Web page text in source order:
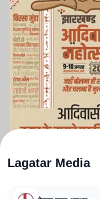
Lagatar Media